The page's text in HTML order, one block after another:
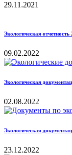
29.11.2021
Экологическая
09.02.2022
Экологическая
02.08.2022
Экологическая
23.12.2022